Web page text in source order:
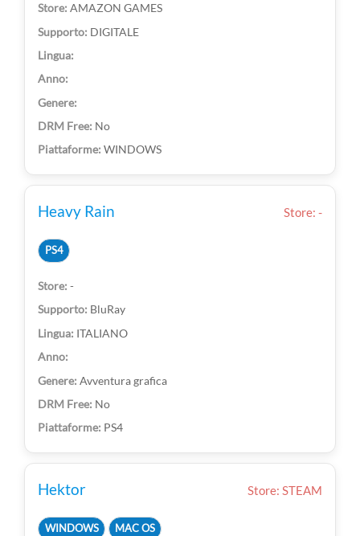
AMAZON GAMES
DIGITALE
No
WINDOWS
Heavy Rain Store: -
PS4
-
BluRay
ITALIANO
Avventura grafica
No
PS4
Hektor Store: STEAM
WINDOWS MAC OS